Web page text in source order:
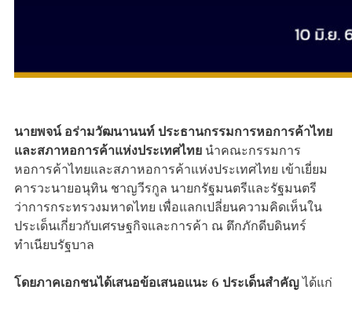
นายพจน์ อร่ามวัฒนานนท์ ประธานกรรมการหอการค้าไทย
และสภาหอการค้าแห่งประเทศไทย นำคณะกรรมการ
หอการค้าไทยและสภาหอการค้าแห่งประเทศไทย เข้าเยี่ยม
คารวะนายอนุทิน ชาญวีรกูล นายกรัฐมนตรีและรัฐมนตรี
ว่าการกระทรวงมหาดไทย เพื่อแลกเปลี่ยนความคิดเห็นใน
ประเด็นเกี่ยวกับเศรษฐกิจและการค้า ณ ตึกภักดีบดินทร์
ทำเนียบรัฐบาล
โดยภาคเอกชนได้เสนอข้อเสนอแนะ 6 ประเด็นสำคัญได้แก่